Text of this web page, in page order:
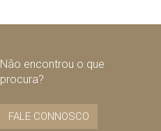
Não encontrou o que
procura?
FALE CONNOSCO